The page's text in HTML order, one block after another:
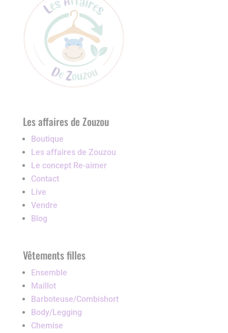
Les affaires de Zouzou
Boutique
Les affaires de Zouzou
Le concept Re-aimer
Contact
Live
Vendre
Blog
Vêtements filles
Ensemble
Maillot
Barboteuse/Combishort
Body/Legging
Chemise